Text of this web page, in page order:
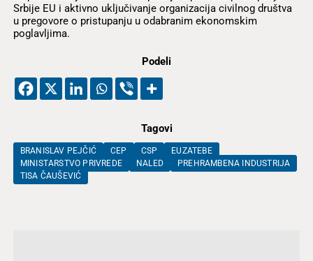
Srbije EU i aktivno uključivanje organizacija civilnog društva
u pregovore o pristupanju u odabranim ekonomskim
poglavljima.
Podeli
Tagovi
BRANISLAV PEJČIĆ CEP CSP
EUZATEBE
MINISTARSTVO PRIVREDE
NALED
PREHRAMBENA INDUSTRIJA
TISA ČAUŠEVIĆ